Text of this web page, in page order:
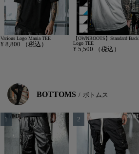
Various Logo Mania TEE
¥ 8,800 （税込）
【OWNROOTS】Standard Back
Logo TEE
¥ 5,500 （税込）
BOTTOMS ボトムス